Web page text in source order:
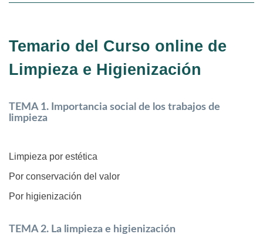
Temario del Curso online de
Limpieza e Higienización
TEMA 1. Importancia social de los trabajos de
limpieza
Limpieza por estética
Por conservación del valor
Por higienización
TEMA 2. La limpieza e higienización